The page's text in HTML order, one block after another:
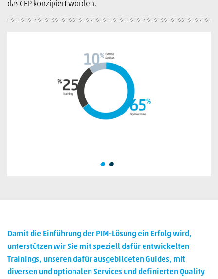
das CEP konzipiert worden.
Damit die Einführung der PIM-Lösung ein Erfolg wird,
unterstützen wir Sie mit speziell dafür entwickelten
Trainings, unseren dafür ausgebildeten Guides, mit
diversen und optionalen Services und definierten Quality